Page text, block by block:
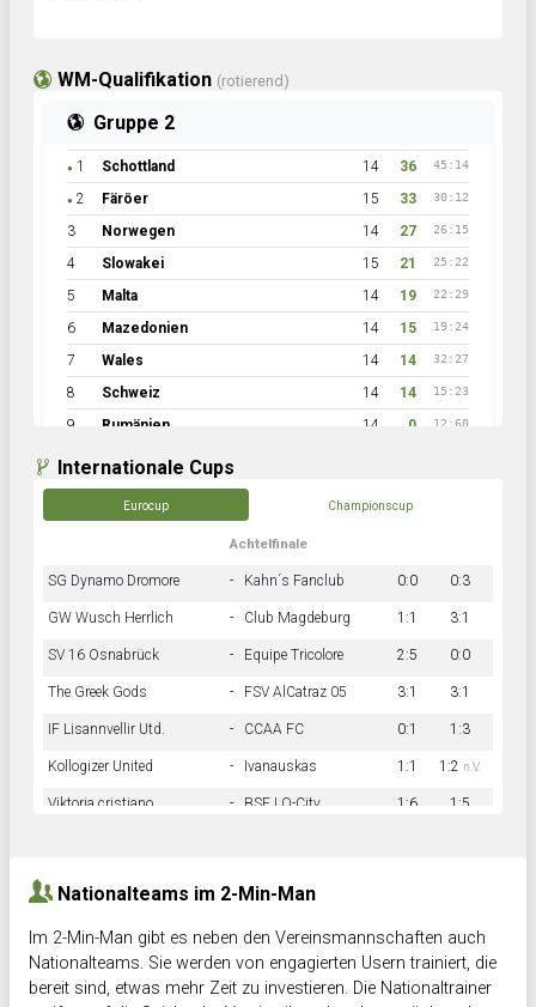
WM-Qualifikation (rotierend)
Gruppe 2
● 1 Schottland 14 36 45:14
● 2 Färöer 15 33 30:12
3 Norwegen 14 27 26:15
4 Slowakei 15 21 25:22
5 Malta 14 19 22:29
6 Mazedonien 14 15 19:24
7 Wales 14 14 32:27
8 Schweiz 14 14 15:23
9 Rumänien 14 0 12:60
Internationale Cups
Eurocup Championscup
Achtelfinale
SG Dynamo Dromore - Kahn´s Fanclub 0:0 0:3
GW Wusch Herrlich - Club Magdeburg 1:1 3:1
SV 16 Osnabrück - Equipe Tricolore 2:5 0:0
The Greek Gods - FSV AlCatraz 05 3:1 3:1
IF Lisannvellir Utd. - CCAA FC 0:1 1:3
Kollogizer United - Ivanauskas 1:1 1:2 n.V.
Viktoria cristiano - BSF LO-City 1:6 1:5
Nationalteams im 2-Min-Man
Im 2-Min-Man gibt es neben den Vereinsmannschaften auch
Nationalteams. Sie werden von engagierten Usern trainiert, die
bereit sind, etwas mehr Zeit zu investieren. Die Nationaltrainer